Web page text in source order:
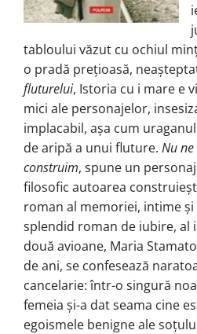
tabloului văzut cu ochiul
o pradă prețioasă,
fluturelui, Istoria cu i mare e
mici ale personajelor,
implacabil, așa cum
de aripă a unui fluture. Nu
construim, spune un
filosofic autoarea
roman al memoriei, intime și
splendid roman de iubire,
două avioane, Maria
de ani, se confesează
cancelarie: într-o singură
femeia și-a dat seama cine
egoismele benigne ale